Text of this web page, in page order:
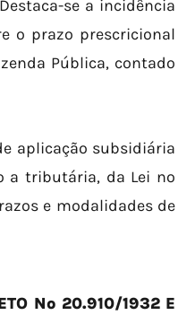
se a incidência
o prazo prescricional
Pública, contado
aplicação subsidiária
a tributária, da Lei nº
e modalidades de
Nº 20.910/1932 E